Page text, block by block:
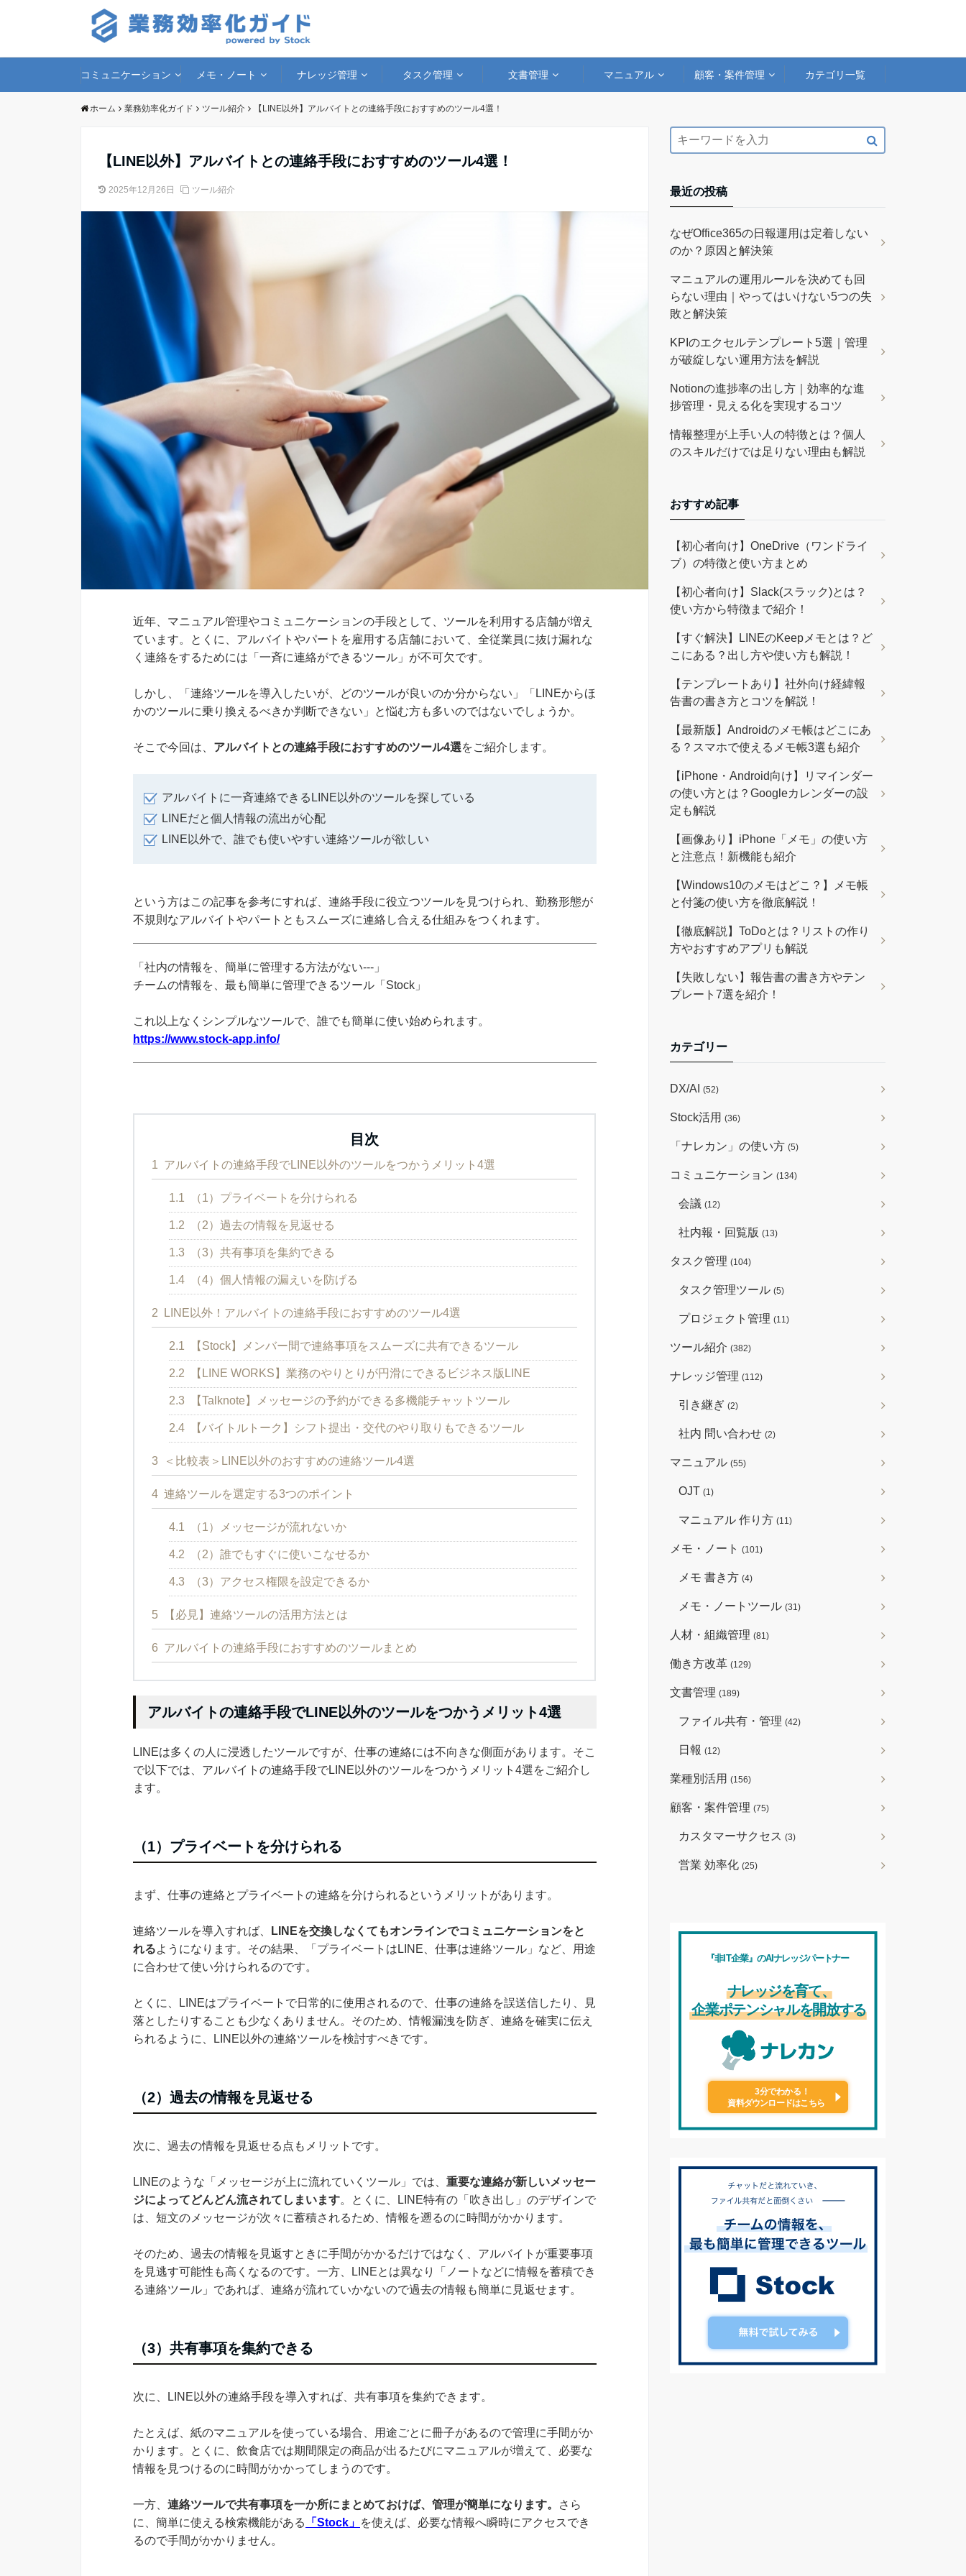
コミュニケーション メモ・ノート ナレッジ管理 タスク管理 文書管理 マニュアル 顧客・案件管理 カテゴリ一覧
ホーム 業務効率化ガイド ツール紹介 【LINE以外】アルバイトとの連絡手段におすすめのツール4選！
【LINE以外】アルバイトとの連絡手段におすすめのツール4選！
2025年12月26日 ツール紹介
近年、マニュアル管理やコミュニケーションの手段として、ツールを利用する店舗が増え
ています。とくに、アルバイトやパートを雇用する店舗において、全従業員に抜け漏れな
く連絡をするためには「一斉に連絡ができるツール」が不可欠です。
しかし、「連絡ツールを導入したいが、どのツールが良いのか分からない」「LINEからほ
かのツールに乗り換えるべきか判断できない」と悩む方も多いのではないでしょうか。
そこで今回は、 アルバイトとの連絡手段におすすめのツール4選をご紹介します。
アルバイトに一斉連絡できるLINE以外のツールを探している
LINEだと個人情報の流出が心配
LINE以外で、誰でも使いやすい連絡ツールが欲しい
という方はこの記事を参考にすれば、連絡手段に役立つツールを見つけられ、勤務形態が
不規則なアルバイトやパートともスムーズに連絡し合える仕組みをつくれます。
「社内の情報を、簡単に管理する方法がない---」
チームの情報を、最も簡単に管理できるツール「Stock」
これ以上なくシンプルなツールで、誰でも簡単に使い始められます。
https://www.stock-app.info/
目次
1 アルバイトの連絡手段でLINE以外のツールをつかうメリット4選
1.1 （1）プライベートを分けられる
1.2 （2）過去の情報を見返せる
1.3 （3）共有事項を集約できる
1.4 （4）個人情報の漏えいを防げる
2 LINE以外！アルバイトの連絡手段におすすめのツール4選
2.1 【Stock】メンバー間で連絡事項をスムーズに共有できるツール
2.2 【LINE WORKS】業務のやりとりが円滑にできるビジネス版LINE
2.3 【Talknote】メッセージの予約ができる多機能チャットツール
2.4 【バイトルトーク】シフト提出・交代のやり取りもできるツール
3 ＜比較表＞LINE以外のおすすめの連絡ツール4選
4 連絡ツールを選定する3つのポイント
4.1 （1）メッセージが流れないか
4.2 （2）誰でもすぐに使いこなせるか
4.3 （3）アクセス権限を設定できるか
5 【必見】連絡ツールの活用方法とは
6 アルバイトの連絡手段におすすめのツールまとめ
アルバイトの連絡手段でLINE以外のツールをつかうメリット4選
LINEは多くの人に浸透したツールですが、仕事の連絡には不向きな側面があります。そこ
で以下では、アルバイトの連絡手段でLINE以外のツールをつかうメリット4選をご紹介し
ます。
（1）プライベートを分けられる
まず、仕事の連絡とプライベートの連絡を分けられるというメリットがあります。
連絡ツールを導入すれば、
LINEを交換しなくてもオンラインでコミュニケーションをと
れるようになります。その結果、「プライベートはLINE、仕事は連絡ツール」など、用途
に合わせて使い分けられるのです。
とくに、LINEはプライベートで日常的に使用されるので、仕事の連絡を誤送信したり、見
落としたりすることも少なくありません。そのため、情報漏洩を防ぎ、連絡を確実に伝え
られるように、LINE以外の連絡ツールを検討すべきです。
（2）過去の情報を見返せる
次に、過去の情報を見返せる点もメリットです。
LINEのような「メッセージが上に流れていくツール」では、 重要な連絡が新しいメッセー
ジによってどんどん流されてしまいます。とくに、LINE特有の「吹き出し」のデザインで
は、短文のメッセージが次々に蓄積されるため、情報を遡るのに時間がかかります。
そのため、過去の情報を見返すときに手間がかかるだけではなく、アルバイトが重要事項
を見逃す可能性も高くなるのです。一方、LINEとは異なり「ノートなどに情報を蓄積でき
る連絡ツール」であれば、連絡が流れていかないので過去の情報も簡単に見返せます。
（3）共有事項を集約できる
次に、LINE以外の連絡手段を導入すれば、共有事項を集約できます。
たとえば、紙のマニュアルを使っている場合、用途ごとに冊子があるので管理に手間がか
かります。とくに、飲食店では期間限定の商品が出るたびにマニュアルが増えて、必要な
情報を見つけるのに時間がかかってしまうのです。
一方、 連絡ツールで共有事項を一か所にまとめておけば、管理が簡単になります。
さら
に、簡単に使える検索機能がある
「Stock」 を使えば、必要な情報へ瞬時にアクセスでき
るので手間がかかりません。
最近の投稿
なぜOffice365の日報運用は定着しない
のか？原因と解決策
マニュアルの運用ルールを決めても回
らない理由｜やってはいけない5つの失
敗と解決策
KPIのエクセルテンプレート5選｜管理
が破綻しない運用方法を解説
Notionの進捗率の出し方｜効率的な進
捗管理・見える化を実現するコツ
情報整理が上手い人の特徴とは？個人
のスキルだけでは足りない理由も解説
おすすめ記事
【初心者向け】OneDrive（ワンドライ
ブ）の特徴と使い方まとめ
【初心者向け】Slack(スラック)とは？
使い方から特徴まで紹介！
【すぐ解決】LINEのKeepメモとは？ど
こにある？出し方や使い方も解説！
【テンプレートあり】社外向け経緯報
告書の書き方とコツを解説！
【最新版】Androidのメモ帳はどこにあ
る？スマホで使えるメモ帳3選も紹介
【iPhone・Android向け】リマインダー
の使い方とは？Googleカレンダーの設
定も解説
【画像あり】iPhone「メモ」の使い方
と注意点！新機能も紹介
【Windows10のメモはどこ？】メモ帳
と付箋の使い方を徹底解説！
【徹底解説】ToDoとは？リストの作り
方やおすすめアプリも解説
【失敗しない】報告書の書き方やテン
プレート7選を紹介！
カテゴリー
DX/AI (52)
Stock活用 (36)
「ナレカン」の使い方 (5)
コミュニケーション (134)
会議 (12)
社内報・回覧版 (13)
タスク管理 (104)
タスク管理ツール (5)
プロジェクト管理 (11)
ツール紹介 (382)
ナレッジ管理 (112)
引き継ぎ (2)
社内 問い合わせ (2)
マニュアル (55)
OJT (1)
マニュアル 作り方 (11)
メモ・ノート (101)
メモ 書き方 (4)
メモ・ノートツール (31)
人材・組織管理 (81)
働き方改革 (129)
文書管理 (189)
ファイル共有・管理 (42)
日報 (12)
業種別活用 (156)
顧客・案件管理 (75)
カスタマーサクセス (3)
営業 効率化 (25)